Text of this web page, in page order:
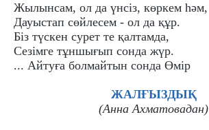
Жылынсам, ол да үнсіз, көркем hәм,
Дауыстап сөйлесем - ол да құр.
Біз түскен сурет те қалтамда,
Сезімге тұншығып сонда жүр.
... Айтуға болмайтын сонда Өмір
ЖАЛҒЫЗДЫҚ
(Анна Аxматовадан)